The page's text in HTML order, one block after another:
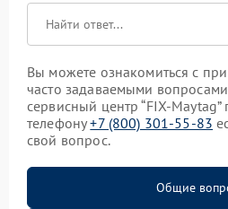
Вы можете ознакомиться с
часто задаваемыми
сервисный центр “FIX-
телефону+7 (800) 301-55-83
свой вопрос.
Общие